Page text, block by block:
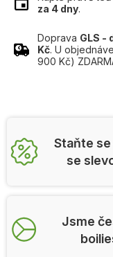
za 4 dny.
Doprava GLS -
Kč. U
900 Kč)
Staňte se
se
Jsme